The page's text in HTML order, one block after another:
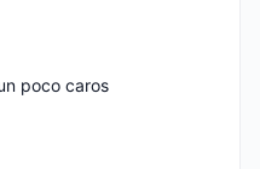
poco caros